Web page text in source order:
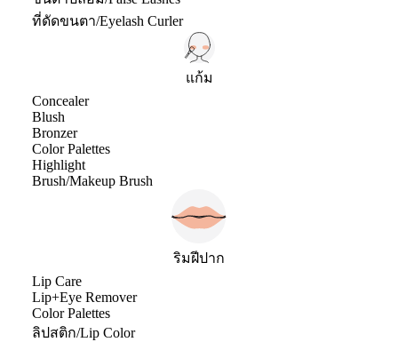
ที่ดัดขนตา/Eyelash Curler
แก้ม
Concealer
Blush
Bronzer
Color Palettes
Highlight
Brush/Makeup Brush
ริมฝีปาก
Lip Care
Lip+Eye Remover
Color Palettes
ลิปสติก/Lip Color